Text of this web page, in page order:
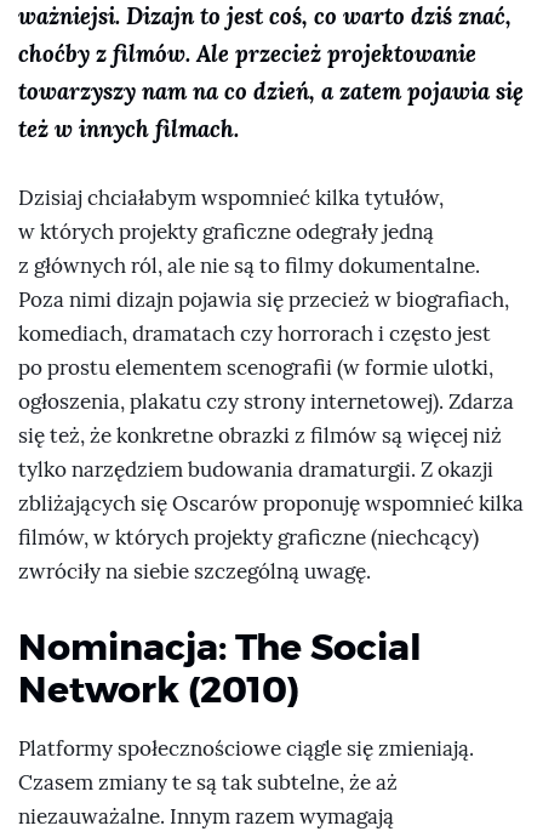
ważniejsi. Dizajn to jest coś, co warto dziś znać,
choćby z filmów. Ale przecież projektowanie
towarzyszy nam na co dzień, a zatem pojawia się
też w innych filmach.
Dzisiaj chciałabym wspomnieć kilka tytułów,
w których projekty graficzne odegrały jedną
z głównych ról, ale nie są to filmy dokumentalne.
Poza nimi dizajn pojawia się przecież w biografiach,
komediach, dramatach czy horrorach i często jest
po prostu elementem scenografii (w formie ulotki,
ogłoszenia, plakatu czy strony internetowej). Zdarza
się też, że konkretne obrazki z filmów są więcej niż
tylko narzędziem budowania dramaturgii. Z okazji
zbliżających się Oscarów proponuję wspomnieć kilka
filmów, w których projekty graficzne (niechcący)
zwróciły na siebie szczególną uwagę.
Nominacja: The Social
Network (2010)
Platformy społecznościowe ciągle się zmieniają.
Czasem zmiany te są tak subtelne, że aż
niezauważalne. Innym razem wymagają